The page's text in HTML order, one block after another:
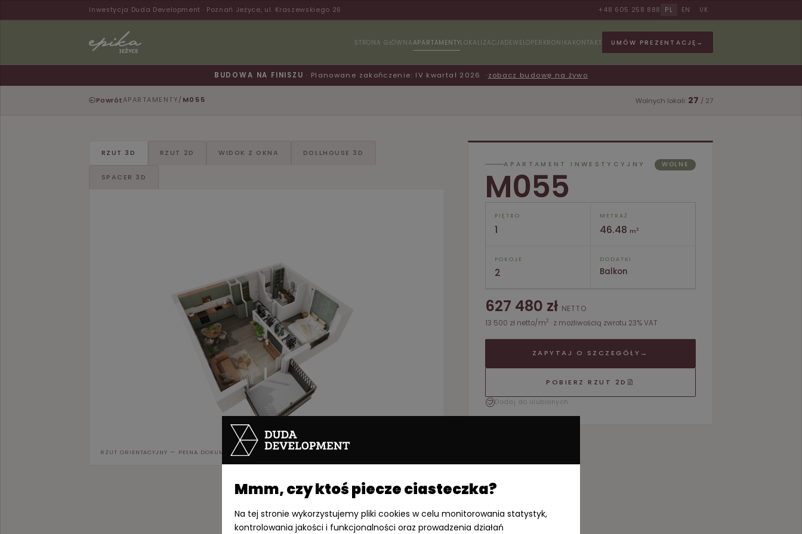
Mmm, czy ktoś piecze ciasteczka?
Na tej stronie wykorzystujemy pliki cookies w celu monitorowania statystyk,
kontrolowania jakości i funkcjonalności oraz prowadzenia działań
Inwestycja Duda Development · Poznań Jeżyce, ul. Kraszewskiego 26 +48 605 258 888 PL EN UK
STRONA GŁÓWNAAPARTAMENTYLOKALIZACJADEWELOPER KRONIKA KONTAKT UMÓW PREZENTACJĘ →
BUDOWA NA FINISZU · Planowane zakończenie: IV kwartał 2026 zobacz budowę na żywo
PowrótAPARTAMENTY / M055 Wolnych lokali: 27 / 27
RZUT 3D RZUT 2D WIDOK Z OKNA DOLLHOUSE 3D
SPACER 3D
RZUT ORIENTACYJNY — PEŁNA DOKUMENTACJA W PDF
APARTAMENT INWESTYCYJNY
M055
WOLNE
PIĘTRO
1
METRAŻ
46.48 m2
POKOJE
2
DODATKI
Balkon
627 480 zł NETTO
13 500 zł netto/m2· z możliwością zwrotu 23% VAT
ZAPYTAJ O SZCZEGÓŁY →
POBIERZ RZUT 2D
Dodaj do ulubionych